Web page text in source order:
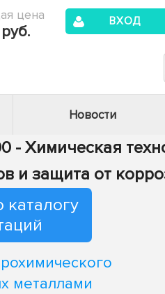
цена ВХОД
Новости
- Химическая
и защита от
металлами